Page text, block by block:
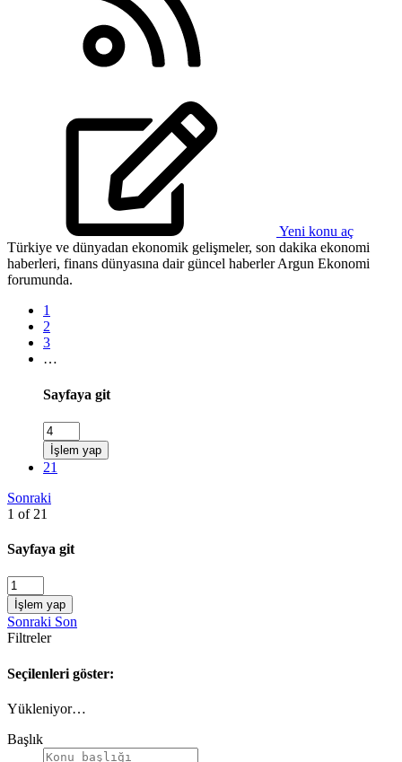
Yeni konu aç
Türkiye ve dünyadan ekonomik gelişmeler, son dakika ekonomi
haberleri, finans dünyasına dair güncel haberler Argun Ekonomi
forumunda.
1
2
3
…
Sayfaya git
İşlem yap
21
Sonraki
1 of 21
Sayfaya git
İşlem yap
Sonraki Son
Filtreler
Seçilenleri göster:
Yükleniyor…
Başlık